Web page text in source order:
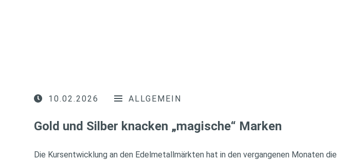
10.02.2026 ALLGEMEIN
Gold und Silber knacken „magische“ Marken
Die Kursentwicklung an den Edelmetallmärkten hat in den vergangenen Monaten die